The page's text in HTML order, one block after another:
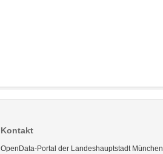
Kontakt
OpenData-Portal der Landeshauptstadt München